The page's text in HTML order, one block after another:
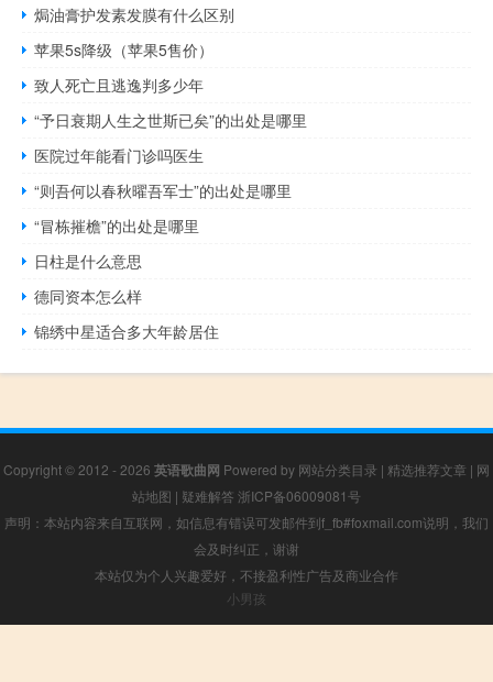
焗油膏护发素发膜有什么区别
苹果5s降级（苹果5售价）
致人死亡且逃逸判多少年
“予日衰期人生之世斯已矣”的出处是哪里
医院过年能看门诊吗医生
“则吾何以春秋曜吾军士”的出处是哪里
“冒栋摧檐”的出处是哪里
日柱是什么意思
德同资本怎么样
锦绣中星适合多大年龄居住
Copyright © 2012 - 2026 英语歌曲网 Powered by 网站分类目录 | 精选推荐文章 | 网
站地图 | 疑难解答 浙ICP备06009081号
声明：本站内容来自互联网，如信息有错误可发邮件到f_fb#foxmail.com说明，我们
会及时纠正，谢谢
本站仅为个人兴趣爱好，不接盈利性广告及商业合作
小男孩